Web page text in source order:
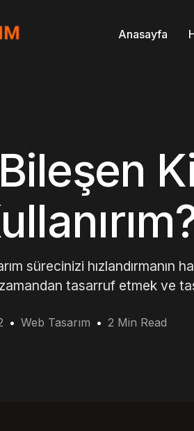
Anasayfa
sürecinizi hızlandırmanın
tasarruf etmek ve
Web Tasarım 2 Min Read